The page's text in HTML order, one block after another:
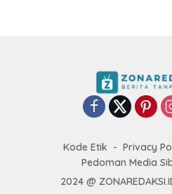
Kode Etik Privacy
Pedoman Media
2024 @